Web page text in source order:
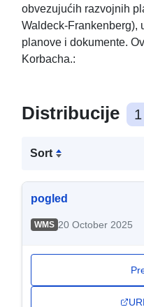
obvezujućih razvojnih
Waldeck-Frankenberg),
planove i dokumente.
Korbacha.:
Distribucije 1
Sort
pogled
WMS 20 October 2025